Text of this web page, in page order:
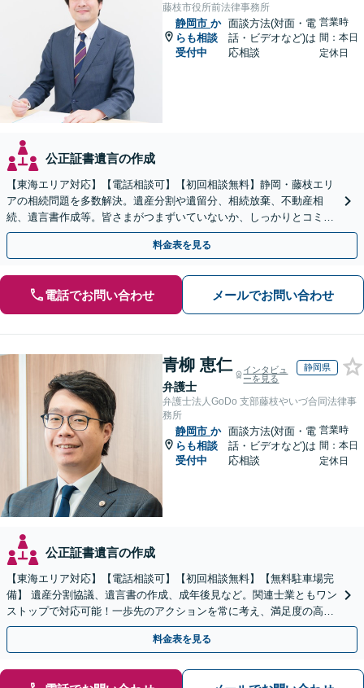
藤枝市役所前法律事務所
静岡市 か
らも相談
受付中
面談方法(対面・電
話・ビデオなど)は
応相談
営業時
間：本日
定休日
公正証書遺言の作成
【東海エリア対応】【電話相談可】【初回相談無料】静岡・藤枝エリ
アの相続問題を多数解決。遺産分割や遺留分、相続放棄、不動産相
続、遺言書作成等。皆さまがつまずいていないか、しっかりとコミュ
ニケーションを取りながらお話を進めます【休日夜間相談可】
料金表を見る
電話でお問い合わせ メールでお問い合わせ
青柳 恵仁
弁護士
インタビュ
ーを見る
静岡県
弁護士法人GoDo 支部藤枝やいづ合同法律事
務所
静岡市 か
らも相談
受付中
面談方法(対面・電
話・ビデオなど)は
応相談
営業時
間：本日
定休日
公正証書遺言の作成
【東海エリア対応】【電話相談可】【初回相談無料】【無料駐車場完
備】 遺産分割協議、遺言書の作成、成年後見など。関連士業ともワン
ストップで対応可能！一歩先のアクションを常に考え、満足度の高い
解決を目指します
料金表を見る